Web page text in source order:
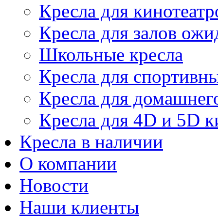
Кресла для
Кресла для залов
Школьные кресла
Кресла для
Кресла для
Кресла для 4D и 5D
Кресла в наличии
О компании
Новости
Наши клиенты